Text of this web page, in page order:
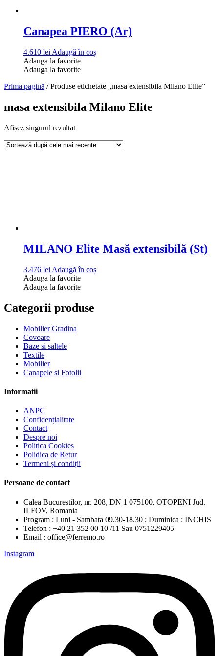
Canapea PIERO (Ar)
4.610 lei Adaugă în coș
Adauga la favorite
Adauga la favorite
Prima pagină / Produse etichetate „masa extensibila Milano Elite”
masa extensibila Milano Elite
Afișez singurul rezultat
MILANO Elite Masă extensibilă (St)
3.476 lei Adaugă în coș
Adauga la favorite
Adauga la favorite
Categorii produse
Mobilier Gradina
Covoare
Baze si saltele
Textile
Mobilier
Canapele si Fotolii
Informatii
ANPC
Confidențialitate
Contact
Despre noi
Politica Cookies
Polidica de Retur
Termeni și condiții
Persoane de contact
Calea Bucurestilor, nr. 208, DN 1 075100, OTOPENI Jud.
ILFOV, Romania
Program : Luni - Sambata 09.30-18.30 ; Duminica : INCHIS
Telefon : +40 21 352 00 10 /11 Sau 0751229405
Email : office@ferremo.ro
Instagram